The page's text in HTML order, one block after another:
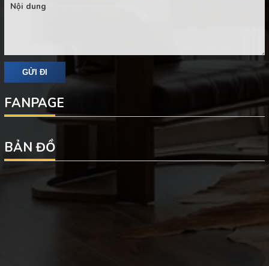
FANPAGE
BẢN ĐỒ